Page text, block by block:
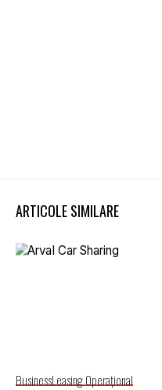
ARTICOLE SIMILARE
BusinessLeasing Operaţional